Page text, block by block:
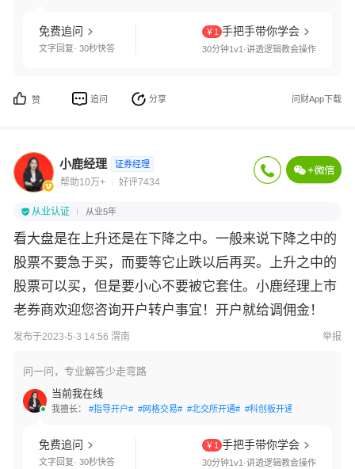
免费追问
文字回复· 30秒快答
￥1 手把手带你学会
30分钟1v1·讲透逻辑教会操作
赞 追问 分享 问财App下载
小鹿经理 证券经理
帮助10万+ 好评7434
从业认证 从业5年
看大盘是在上升还是在下降之中。一般来说下降之中的
股票不要急于买，而要等它止跌以后再买。上升之中的
股票可以买，但是要小心不要被它套住。小鹿经理上市
老券商欢迎您咨询开户转户事宜！开户就给调佣金！
发布于2023-5-3 14:56 渭南 举报
问一问，专业解答少走弯路
当前我在线
我擅长： #指导开户# #网格交易# #北交所开通# #科创板开通#
免费追问
文字回复· 30秒快答
￥1 手把手带你学会
30分钟1v1·讲透逻辑教会操作